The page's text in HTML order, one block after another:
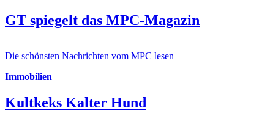
GT spiegelt das MPC-Magazin
Die schönsten Nachrichten vom MPC lesen
Immobilien
Kultkeks Kalter Hund